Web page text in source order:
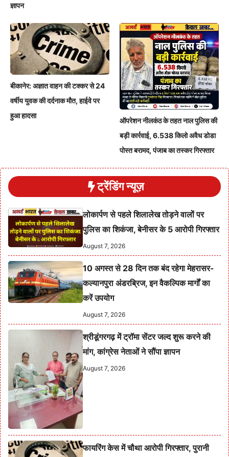
ज्ञापन
बीकानेर: अज्ञात वाहन की टक्कर से 24
वर्षीय युवक की दर्दनाक मौत, हाईवे पर
हुआ हादसा
ऑपरेशन नीलकंठ के तहत नाल पुलिस की
बड़ी कार्रवाई, 6.538 किलो अवैध डोडा
पोस्त बरामद, पंजाब का तस्कर गिरफ्तार
ट्रेंडिंग न्यूज़
लोकार्पण से पहले शिलालेख तोड़ने वालों पर
पुलिस का शिकंजा, बेनीसर के 5 आरोपी गिरफ्तार
August 7, 2026
10 अगस्त से 28 दिन तक बंद रहेगा मेहरासर-
कल्यानपुरा अंडरब्रिज, इन वैकल्पिक मार्गों का
करें उपयोग
August 7, 2026
श्रीडूंगरगढ़ में ट्रॉमा सेंटर जल्द शुरू करने की
मांग, कांग्रेस नेताओं ने सौंपा ज्ञापन
August 7, 2026
फायरिंग केस में चौथा आरोपी गिरफ्तार, पुरानी